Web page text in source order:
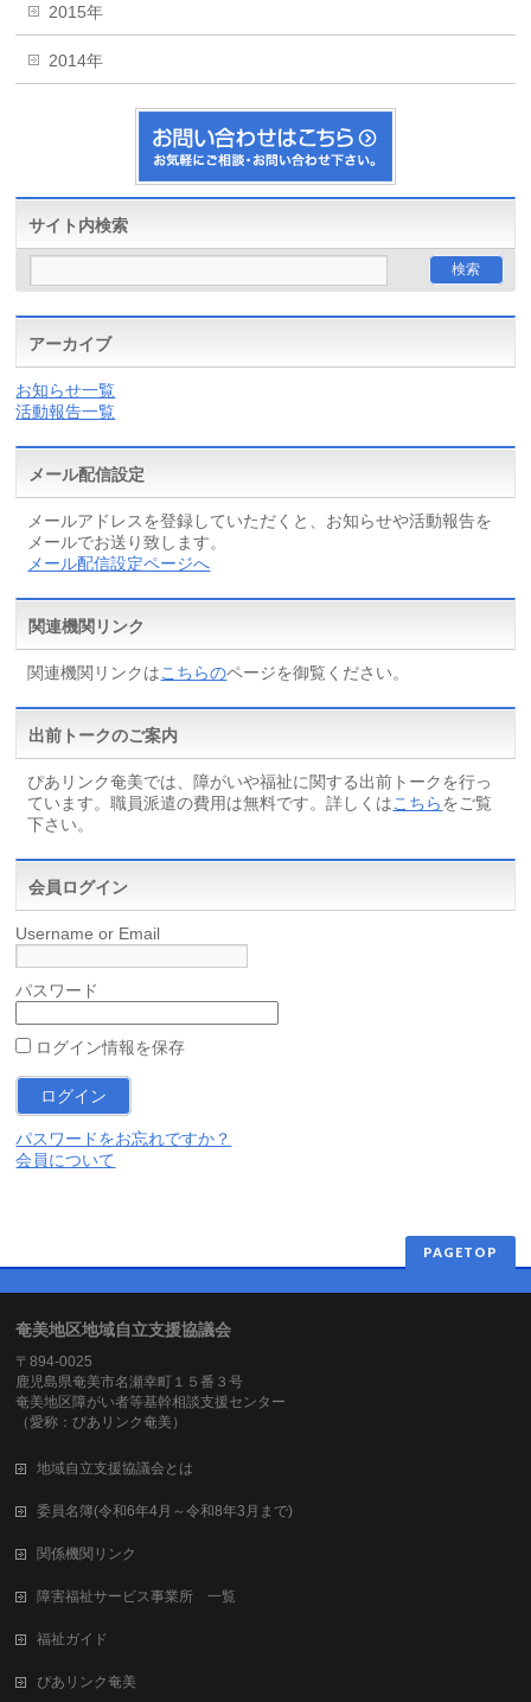
2015年
2014年
サイト内検索
アーカイブ
お知らせ一覧
活動報告一覧
メール配信設定
メールアドレスを登録していただくと、お知らせや活動報告を
メールでお送り致します。
メール配信設定ページへ
関連機関リンク
関連機関リンクはこちらのページを御覧ください。
出前トークのご案内
ぴあリンク奄美では、障がいや福祉に関する出前トークを行っ
ています。職員派遣の費用は無料です。詳しくはこちらをご覧
下さい。
会員ログイン
Username or Email
パスワード
ログイン情報を保存
パスワードをお忘れですか？
会員について
PAGETOP
奄美地区地域自立支援協議会
〒894-0025
鹿児島県奄美市名瀬幸町１５番３号
奄美地区障がい者等基幹相談支援センター
（愛称：ぴあリンク奄美）
地域自立支援協議会とは
委員名簿(令和6年4月～令和8年3月まで)
関係機関リンク
障害福祉サービス事業所 一覧
福祉ガイド
ぴあリンク奄美